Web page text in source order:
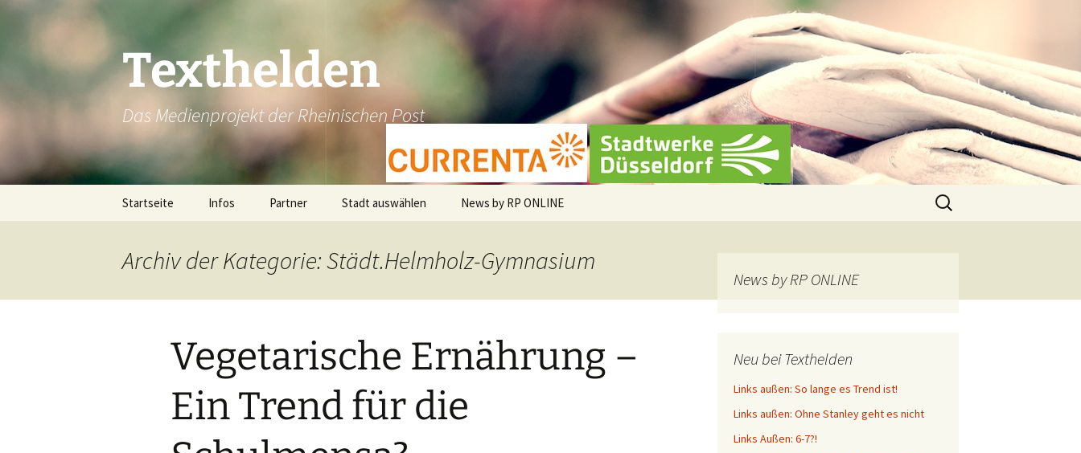
Texthelden
Das Medienprojekt der Rheinischen Post
Startseite Infos Partner Stadt auswählen
Brüggen
Dormagen
News by RP ONLINE
Suchen
nach:
Archiv der Kategorie: Städt.Helmholz-Gymnasium
Vegetarische Ernährung –
Ein Trend für die
News by RP ONLINE
Neu bei Texthelden
Links außen: So lange es Trend ist!
Links außen: Ohne Stanley geht es nicht
Links Außen: 6-7?!